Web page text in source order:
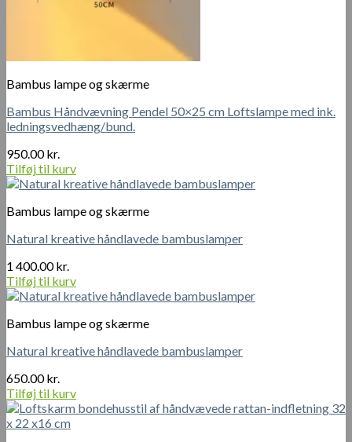
Bambus lampe og skærme
Bambus Håndvævning Pendel 50×25 cm Loftslampe med ink.
ledningsvedhæng/bund.
950.00kr.
Tilføj til kurv
Bambus lampe og skærme
Natural kreative håndlavede bambuslamper
1 400.00kr.
Tilføj til kurv
Bambus lampe og skærme
Natural kreative håndlavede bambuslamper
650.00kr.
Tilføj til kurv